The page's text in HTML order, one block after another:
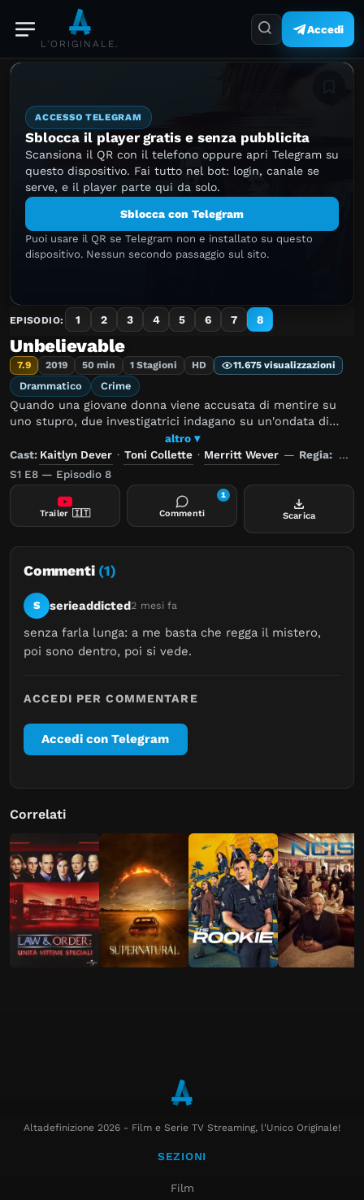
L'ORIGINALE.
Accedi
ACCESSO TELEGRAM
Sblocca il player gratis e senza pubblicita
Scansiona il QR con il telefono oppure apri Telegram su
questo dispositivo. Fai tutto nel bot: login, canale se
serve, e il player parte qui da solo.
Sblocca con Telegram
Puoi usare il QR se Telegram non e installato su questo
dispositivo. Nessun secondo passaggio sul sito.
EPISODIO: 1 2 3 4 5 6 7 8
Unbelievable
7.9 2019 50 min 1 Stagioni HD 11.675 visualizzazioni
Drammatico Crime
Quando una giovane donna viene accusata di mentire su
uno stupro, due investigatrici indagano su un'ondata di
aggressioni misteriosamente simili. Da una storia vera.
altro ▾
Cast: Kaitlyn Dever · Toni Collette · Merritt Wever — Regia: Lisa
S1 E8 — Episodio 8
Trailer 🇮🇹 Commenti
1
Scarica
Commenti (1)
S serieaddicted2 mesi fa
senza farla lunga: a me basta che regga il mistero,
poi sono dentro, poi si vede.
ACCEDI PER COMMENTARE
Accedi con Telegram
Correlati
Altadefinizione 2026 - Film e Serie TV Streaming, l'Unico Originale!
SEZIONI
Film